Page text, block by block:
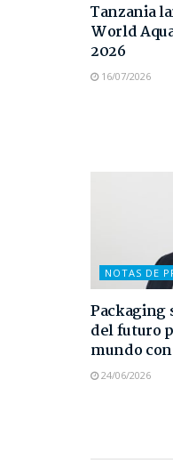
Tanzania
World
2026
16/07/2026
NOTAS DE
Packaging
del futuro
mundo
24/06/2026